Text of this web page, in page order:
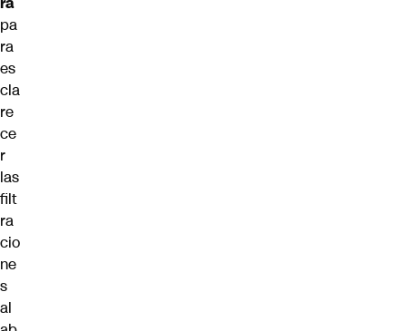
pa
ra
es
cla
re
ce
r
las
filt
ra
cio
ne
s
al